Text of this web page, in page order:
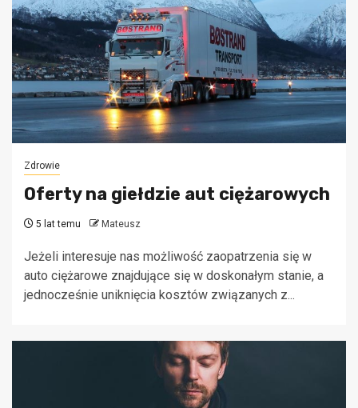
Zdrowie
Oferty na giełdzie aut ciężarowych
5 lat temu Mateusz
Jeżeli interesuje nas możliwość zaopatrzenia się w
auto ciężarowe znajdujące się w doskonałym stanie, a
jednocześnie uniknięcia kosztów związanych z...